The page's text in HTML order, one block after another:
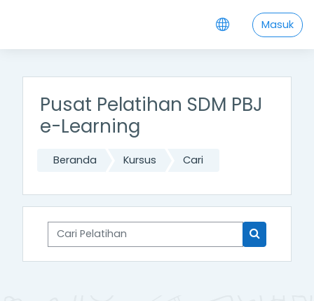
Masuk
Pusat Pelatihan SDM PBJ
e-Learning
Beranda Kursus Cari
Cari Pelatihan
Cari